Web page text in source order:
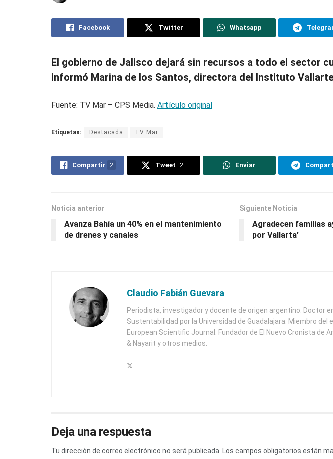
Facebook Twitter Whatsapp
El gobierno de Jalisco dejará sin recursos a todo el sector
informó Marina de los Santos, directora del Instituto
Fuente: TV Mar – CPS Media. Artículo original
Etiquetas: Destacada TV Mar
Compartir 2 Tweet 2 Enviar
Noticia anterior
Avanza Bahía un 40% en el mantenimiento
de drenes y canales
Siguiente Noticia
Agradecen familias
por Vallarta’
Claudio Fabián Guevara
Periodista, investigador y docente de origen argentino. Doctor
Sustentabilidad por la Universidad de Guadalajara. Miembro del
European Scientific Journal. Fundador de El Nuevo Cronista de
& Nayarit y otros medios.
Deja una respuesta
Tu dirección de correo electrónico no será publicada. Los campos obligatorios están